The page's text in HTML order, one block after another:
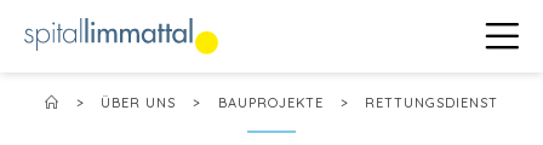
> ÜBER UNS > BAUPROJEKTE > RETTUNGSDIENST